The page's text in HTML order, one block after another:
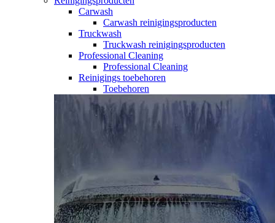
Carwash
Carwash reinigingsproducten
Truckwash
Truckwash reinigingsproducten
Professional Cleaning
Professional Cleaning
Reinigings toebehoren
Toebehoren